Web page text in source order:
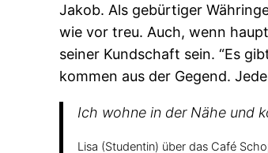
Jakob. Als gebürtiger
wie vor treu. Auch, wenn
seiner Kundschaft sein. “Es
kommen aus der Gegend.
Ich wohne in der Nähe und
Lisa (Studentin) über das Café